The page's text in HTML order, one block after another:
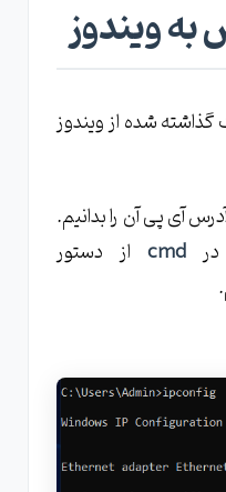
به ویندوز
گذاشته شده از ویندوز
آی پی آن را بدانیم.
cmd از دستور